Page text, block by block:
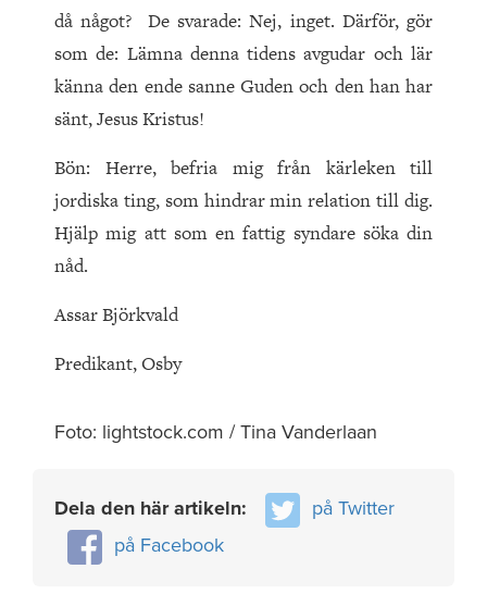
då något? De svarade: Nej, inget. Därför, gör
som de: Lämna denna tidens avgudar och lär
känna den ende sanne Guden och den han har
sänt, Jesus Kristus!
Bön: Herre, befria mig från kärleken till
jordiska ting, som hindrar min relation till dig.
Hjälp mig att som en fattig syndare söka din
nåd.
Assar Björkvald
Predikant, Osby
Foto: lightstock.com / Tina Vanderlaan
Dela den här artikeln:
på Twitter
på Facebook